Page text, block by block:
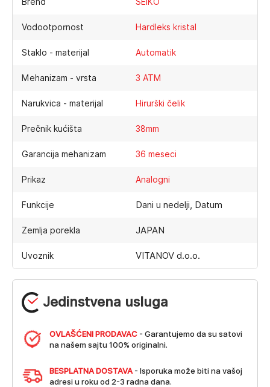
Jedinstvena usluga
OVLAŠĆENI PRODAVAC - Garantujemo da su satovi
na našem sajtu 100% originalni.
BESPLATNA DOSTAVA - Isporuka može biti na vašoj
adresi u roku od 2-3 radna dana.
Vodootpornost Hardleks kristal
Staklo - materijal Automatik
Mehanizam - vrsta 3 ATM
Narukvica - materijal Hirurški čelik
Prečnik kućišta 38mm
Garancija mehanizam 36 meseci
Prikaz Analogni
Funkcije Dani u nedelji, Datum
Zemlja porekla JAPAN
Uvoznik VITANOV d.o.o.